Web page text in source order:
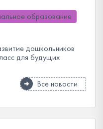
образование
дошкольников
для будущих
Все новости